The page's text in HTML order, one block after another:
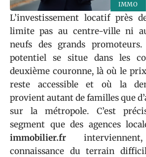
IMMO
L’investissement locatif près
limite pas au centre-ville ni
neufs des grands
potentiel se situe dans les
deuxième couronne, là où le
reste accessible et où la
provient autant de familles que
sur la métropole. C’est
segment que des agences
immobilier.fr
connaissance du terrain